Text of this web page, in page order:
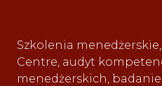
Szkolenia
Centre, audyt
menedżerskich,